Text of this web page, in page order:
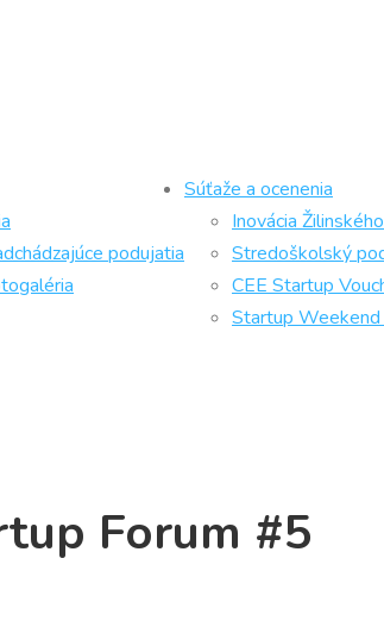
podujatia
Súťaže a ocenenia
Inovácia
Stredoškolský
CEE Startup
Startup Weekend
Forum #5